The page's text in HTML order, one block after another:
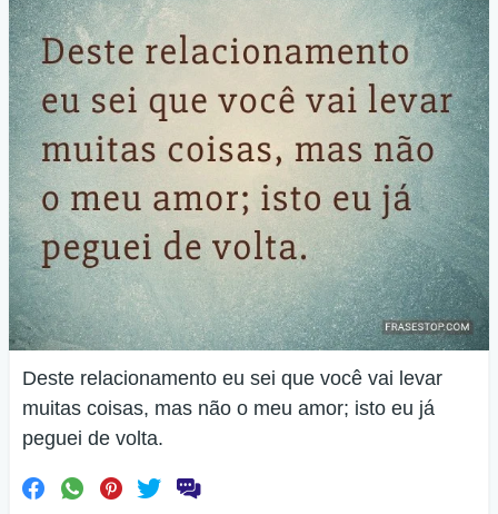
Deste relacionamento eu sei que você vai levar
muitas coisas, mas não o meu amor; isto eu já
peguei de volta.